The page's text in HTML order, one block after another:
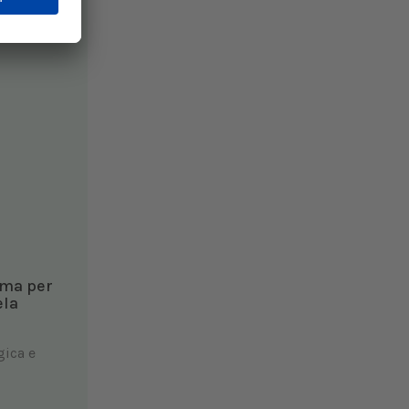
per
e